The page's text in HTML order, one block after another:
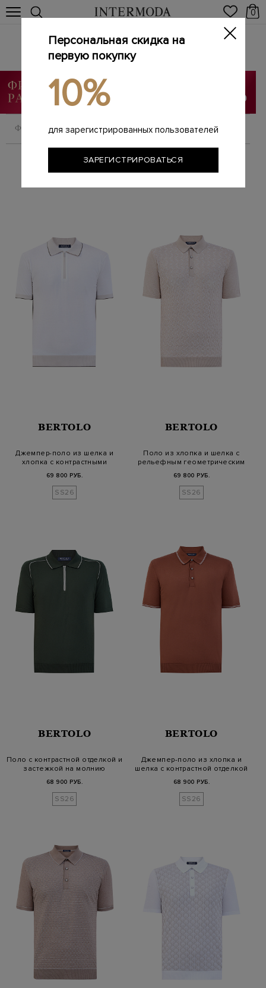
0
Поло
Главная / Мужчинам /
ФИЛЬТРОВАТЬ СОРТИРОВАТЬ
BERTOLO
Джемпер-поло из шелка и
хлопка с контрастными
69 800 РУБ.
SS26
BERTOLO
Поло из хлопка и шелка с
рельефным геометрическим
69 800 РУБ.
SS26
BERTOLO
Поло с контрастной отделкой и
застежкой на молнию
68 900 РУБ.
SS26
BERTOLO
Джемпер-поло из хлопка и
шелка с контрастной отделкой
68 900 РУБ.
SS26
Персональная скидка на
первую покупку
10%
для зарегистрированных пользователей
ЗАРЕГИСТРИРОВАТЬСЯ